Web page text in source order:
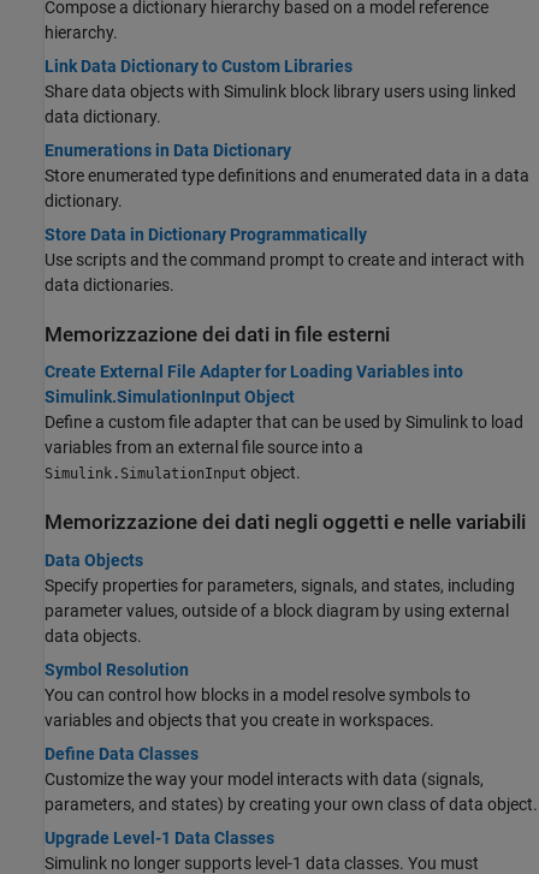
Compose a dictionary hierarchy based on a model reference
hierarchy.
Link Data Dictionary to Custom Libraries
Share data objects with Simulink block library users using linked
data dictionary.
Enumerations in Data Dictionary
Store enumerated type definitions and enumerated data in a data
dictionary.
Store Data in Dictionary Programmatically
Use scripts and the command prompt to create and interact with
data dictionaries.
Memorizzazione dei dati in file esterni
Create External File Adapter for Loading Variables into
Simulink.SimulationInput Object
Define a custom file adapter that can be used by Simulink to load
variables from an external file source into a
Simulink.SimulationInput object.
Memorizzazione dei dati negli oggetti e nelle variabili
Data Objects
Specify properties for parameters, signals, and states, including
parameter values, outside of a block diagram by using external
data objects.
Symbol Resolution
You can control how blocks in a model resolve symbols to
variables and objects that you create in workspaces.
Define Data Classes
Customize the way your model interacts with data (signals,
parameters, and states) by creating your own class of data object.
Upgrade Level-1 Data Classes
Simulink no longer supports level-1 data classes. You must